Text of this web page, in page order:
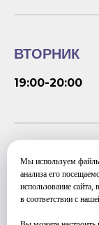
Мы используем
анализа его
использование сайта,
в соответствии с
ВТОРНИК
19:00-20:00
ЧЕТВЕРГ
19:00-20:00